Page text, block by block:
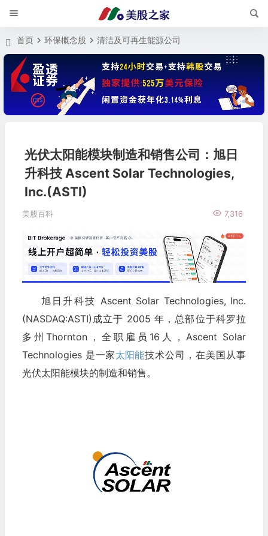
首页 环保概念股 清洁及可再生能源公司
光伏太阳能模块制造和销售公司：旭日
升科技 Ascent Solar Technologies,
Inc.(ASTI)
美股百科 7,316
旭日升科技 Ascent Solar Technologies, Inc.
(NASDAQ:ASTI)成立于 2005 年，总部位于科罗拉
多州Thornton，全职雇员16人，Ascent Solar
Technologies 是一家太阳能技术公司，在美国从事
光伏太阳能模块的制造和销售。